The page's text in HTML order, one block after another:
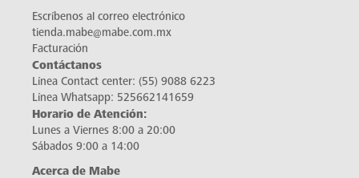
Escríbenos al correo electrónico
tienda.mabe@mabe.com.mx
Facturación
Contáctanos
Línea Contact center: (55) 9088 6223
Línea Whatsapp: 525662141659
Horario de Atención:
Lunes a Viernes 8:00 a 20:00
Sábados 9:00 a 14:00
Acerca de Mabe